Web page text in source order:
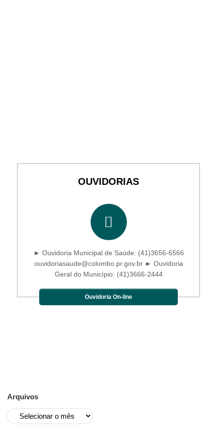
OUVIDORIAS
► Ouvidoria Municipal de Saúde: (41)3656-6566
ouvidoriasaude@colombo.pr.gov.br ► Ouvidoria
Geral do Município: (41)3666-2444
Ouvidoria On-line
Arquivos